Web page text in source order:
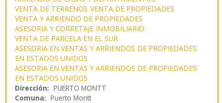
VENTA DE TERRENOS VENTA DE PROPIEDADES
VENTA Y ARRIENDO DE PROPIEDADES
ASESORIA Y CORRETAJE INMOBILIARIO
VENTA DE PARCELA EN EL SUR
ASESORIA EN VENTAS Y ARRIENDOS DE PROPIEDADES
EN ESTADOS UNIDOS
ASESORIA EN VENTAS Y ARRIENDOS DE PROPIEDADES
EN ESTADOS UNIDOS
Dirección: PUERTO MONTT
Comuna: Puerto Montt